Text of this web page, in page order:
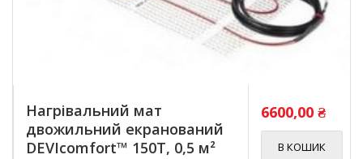
Нагрівальний мат
двожильний екранований
DEVIcomfort™ 150T, 0,5 м²
6600,00₴
В КОШИК